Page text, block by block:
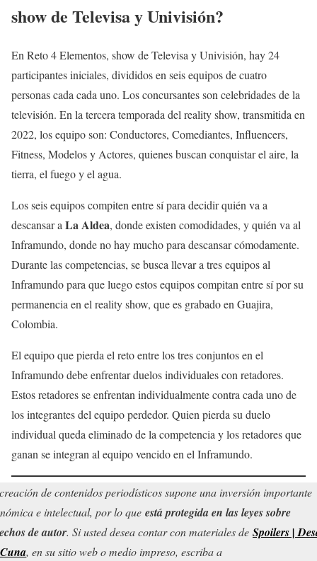
show de Televisa yUnivisión?
En Reto 4 Elementos, show de Televisa y Univisión, hay 24
participantes iniciales, divididos en seis equipos de cuatro
personas cada cada uno. Los concursantes son celebridades de la
televisión. En la tercera temporada del reality show, transmitida en
2022, los equipo son: Conductores, Comediantes, Influencers,
Fitness, Modelos y Actores, quienes buscan conquistar el aire, la
tierra, el fuego y el agua.
Los seis equipos compiten entre sí para decidir quién va a
descansar a La Aldea, donde existen comodidades, y quién va al
Inframundo, donde no hay mucho para descansar cómodamente.
Durante las competencias, se busca llevar a tres equipos al
Inframundo para que luego estos equipos compitan entre sí por su
permanencia en el reality show, que es grabado en Guajira,
Colombia.
El equipo que pierda el reto entre los tres conjuntos en el
Inframundo debe enfrentar duelos individuales con retadores.
Estos retadores se enfrentan individualmente contra cada uno de
los integrantes del equipo perdedor. Quien pierda su duelo
individual queda eliminado de la competencia y los retadores que
ganan se integran al equipo vencido en el Inframundo.
de contenidos periodísticos supone una inversión importante
e intelectual, por lo que está protegida en las leyes sobre
de autor. Si usted desea contar con materiales de Spoilers |
, en su sitio web o medio impreso, escriba a